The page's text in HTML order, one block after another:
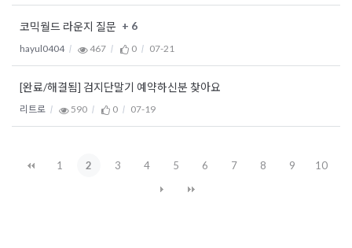
코믹월드 라운지 질문 + 6
hayul0404 467 0 07-21
[완료/해결됨] 검지단말기 예약하신분 찾아요
리트로 590 0 07-19
1 2 3 4 5 6 7 8 9 10